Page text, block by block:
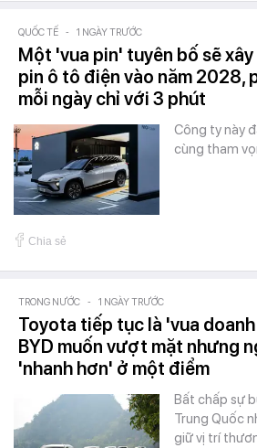
QUỐC TẾ - 1 NGÀY TRƯỚC
Một 'vua pin' tuyên bố sẽ
pin ô tô điện vào năm 2028,
mỗi ngày chỉ với 3 phút
Công ty này
cùng tham
Chia sẻ
TRONG NƯỚC - 1 NGÀY TRƯỚC
Toyota tiếp tục là 'vua
BYD muốn vượt mặt nhưng
'nhanh hơn' ở một điểm
Bất chấp sự
Trung Quốc
giữ vị trí